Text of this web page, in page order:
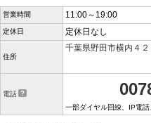
営業時間 11:00～19:00
定休日 定休日なし
住所
千葉県野田市横内４２
電話
一部ダイヤル回線、IP電